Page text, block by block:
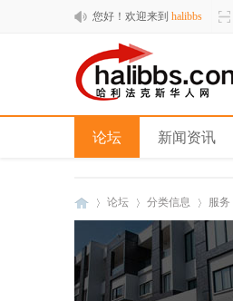
您好！欢迎来到 halibbs
论坛 新闻资讯
hal
论坛 分类信息
›
服务
›